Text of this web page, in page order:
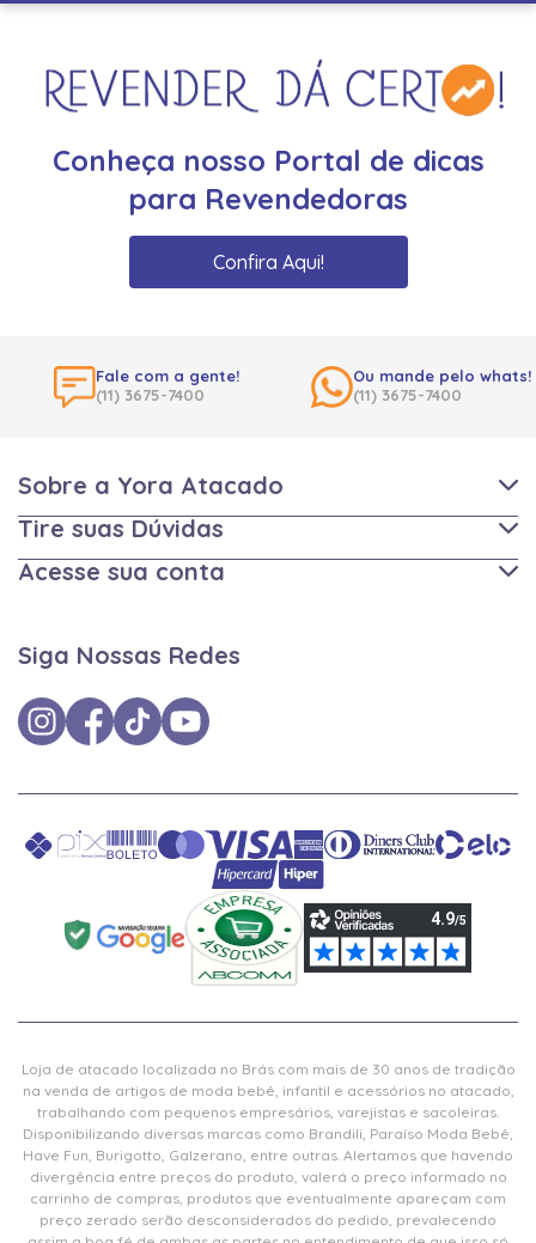
Conheça nosso Portal de dicas
para Revendedoras
Confira Aqui!
Fale com a gente!
(11) 3675-7400
Ou mande pelo whats!
(11) 3675-7400
Sobre a Yora Atacado
Tire suas Dúvidas
Acesse sua conta
Siga Nossas Redes
Loja de atacado localizada no Brás com mais de 30 anos de tradição
na venda de artigos de moda bebê, infantil e acessórios no atacado,
trabalhando com pequenos empresários, varejistas e sacoleiras.
Disponibilizando diversas marcas como Brandili, Paraíso Moda Bebê,
Have Fun, Burigotto, Galzerano, entre outras. Alertamos que havendo
divergência entre preços do produto, valerá o preço informado no
carrinho de compras, produtos que eventualmente apareçam com
preço zerado serão desconsiderados do pedido, prevalecendo